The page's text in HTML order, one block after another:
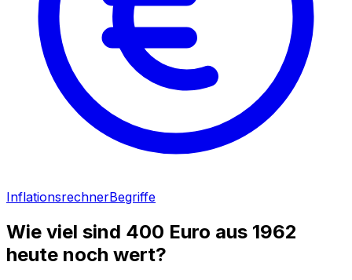
InflationsrechnerBegriffe
Wie viel sind 400 Euro aus 1962
heute noch wert?